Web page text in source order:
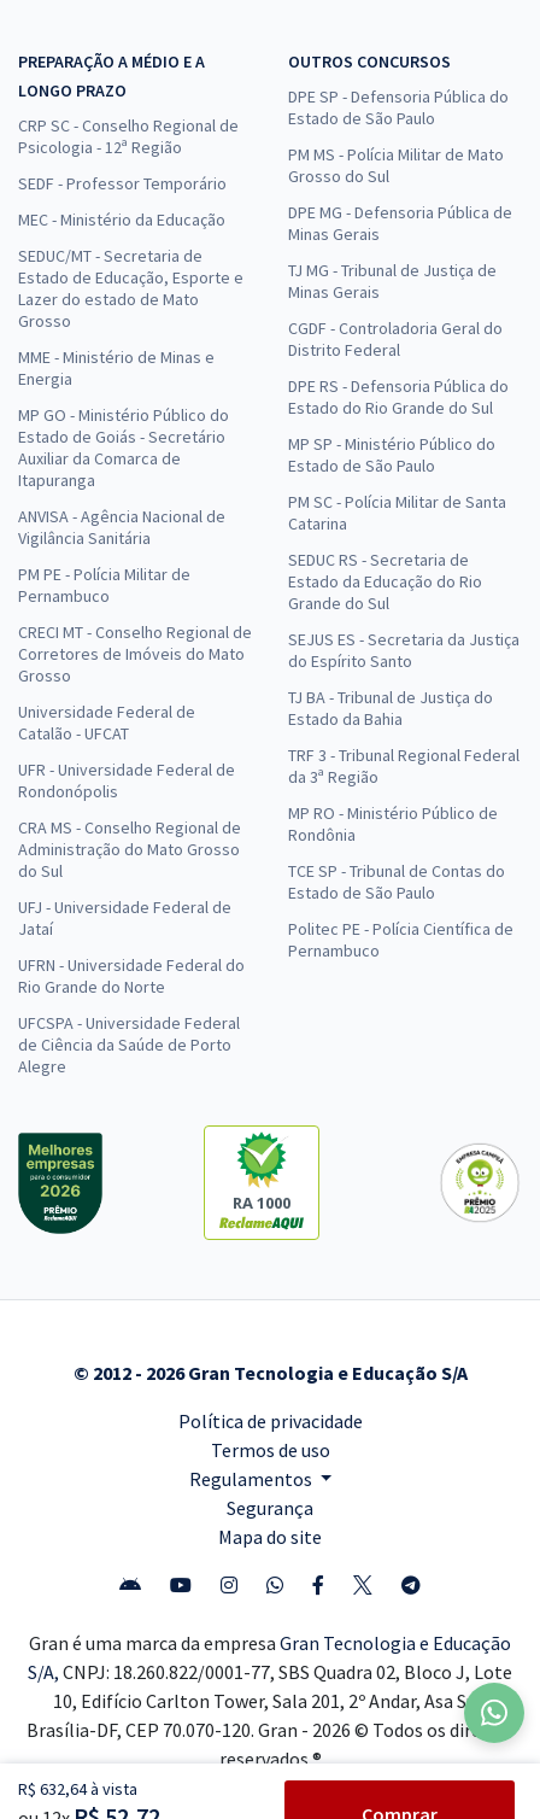
R$ 632,64 à vista
Comprar
PREPARAÇÃO A MÉDIO E A
LONGO PRAZO
CRP SC - Conselho Regional de
Psicologia - 12ª Região
SEDF - Professor Temporário
MEC - Ministério da Educação
SEDUC/MT - Secretaria de
Estado de Educação, Esporte e
Lazer do estado de Mato
Grosso
MME - Ministério de Minas e
Energia
MP GO - Ministério Público do
Estado de Goiás - Secretário
Auxiliar da Comarca de
Itapuranga
ANVISA - Agência Nacional de
Vigilância Sanitária
PM PE - Polícia Militar de
Pernambuco
CRECI MT - Conselho Regional de
Corretores de Imóveis do Mato
Grosso
Universidade Federal de
Catalão - UFCAT
UFR - Universidade Federal de
Rondonópolis
CRA MS - Conselho Regional de
Administração do Mato Grosso
do Sul
UFJ - Universidade Federal de
Jataí
UFRN - Universidade Federal do
Rio Grande do Norte
UFCSPA - Universidade Federal
de Ciência da Saúde de Porto
Alegre
OUTROS CONCURSOS
DPE SP - Defensoria Pública do
Estado de São Paulo
PM MS - Polícia Militar de Mato
Grosso do Sul
DPE MG - Defensoria Pública de
Minas Gerais
TJ MG - Tribunal de Justiça de
Minas Gerais
CGDF - Controladoria Geral do
Distrito Federal
DPE RS - Defensoria Pública do
Estado do Rio Grande do Sul
MP SP - Ministério Público do
Estado de São Paulo
PM SC - Polícia Militar de Santa
Catarina
SEDUC RS - Secretaria de
Estado da Educação do Rio
Grande do Sul
SEJUS ES - Secretaria da Justiça
do Espírito Santo
TJ BA - Tribunal de Justiça do
Estado da Bahia
TRF 3 - Tribunal Regional Federal
da 3ª Região
MP RO - Ministério Público de
Rondônia
TCE SP - Tribunal de Contas do
Estado de São Paulo
Politec PE - Polícia Científica de
Pernambuco
RA 1000
© 2012 - 2026 Gran Tecnologia e Educação S/A
Política de privacidade
Termos de uso
Regulamentos
Segurança
Mapa do site
Gran é uma marca da empresa Gran Tecnologia e Educação
S/A, CNPJ: 18.260.822/0001-77, SBS Quadra 02, Bloco J, Lote
10, Edifício Carlton Tower, Sala 201, 2º Andar, Asa Sul,
Brasília-DF, CEP 70.070-120. Gran - 2026 © Todos os direitos
reservados ®